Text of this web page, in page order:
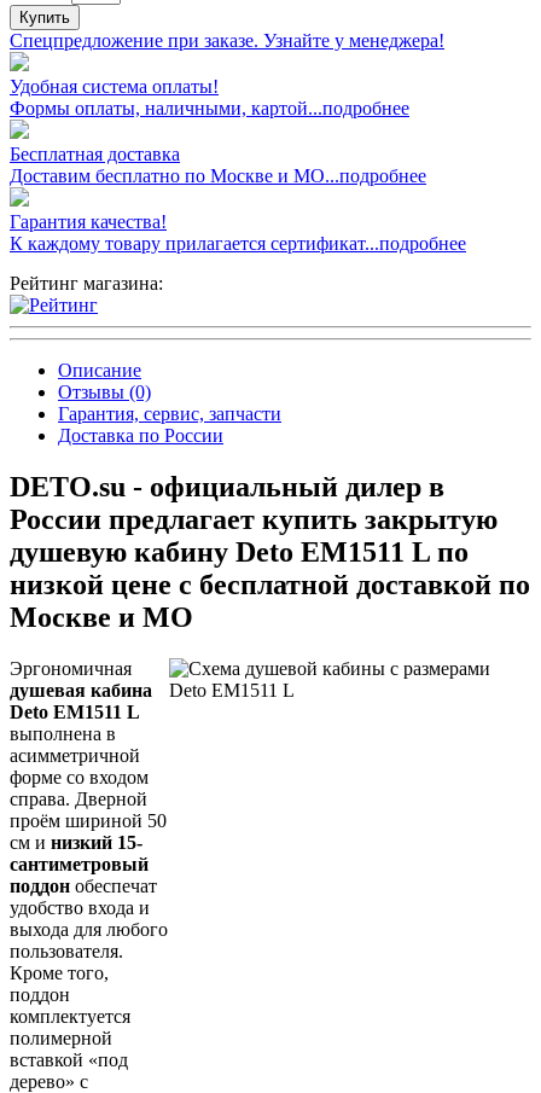
Купить
Спецпредложение при заказе. Узнайте у менеджера!
Удобная система оплаты!
Формы оплаты, наличными, картой...подробнее
Бесплатная доставка
Доставим бесплатно по Москве и МО...подробнее
Гарантия качества!
К каждому товару прилагается сертификат...подробнее
Рейтинг магазина:
Описание
Отзывы (0)
Гарантия, сервис, запчасти
Доставка по России
DETO.su - официальный дилер в
России предлагает купить закрытую
душевую кабину Deto EM1511 L по
низкой цене с бесплатной доставкой по
Москве и МО
Эргономичная
душевая кабина
Deto EM1511 L
выполнена в
асимметричной
форме со входом
справа. Дверной
проём шириной 50
см и низкий 15-
сантиметровый
поддон обеспечат
удобство входа и
выхода для любого
пользователя.
Кроме того,
поддон
комплектуется
полимерной
вставкой «под
дерево» с